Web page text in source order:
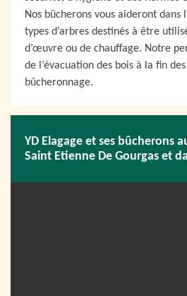
Nos bûcherons vous aideront dans
types d’arbres destinés à être
d’œuvre ou de chauffage. Notre
de l’évacuation des bois à la fin
bûcheronnage.
YD Elagage et ses bûcherons
Saint Etienne De Gourgas et